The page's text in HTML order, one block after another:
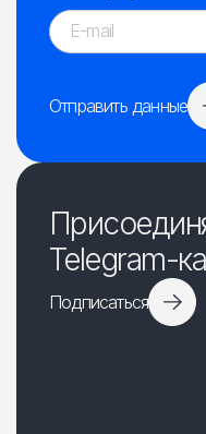
Отправить данные
Telegram-
Подписаться